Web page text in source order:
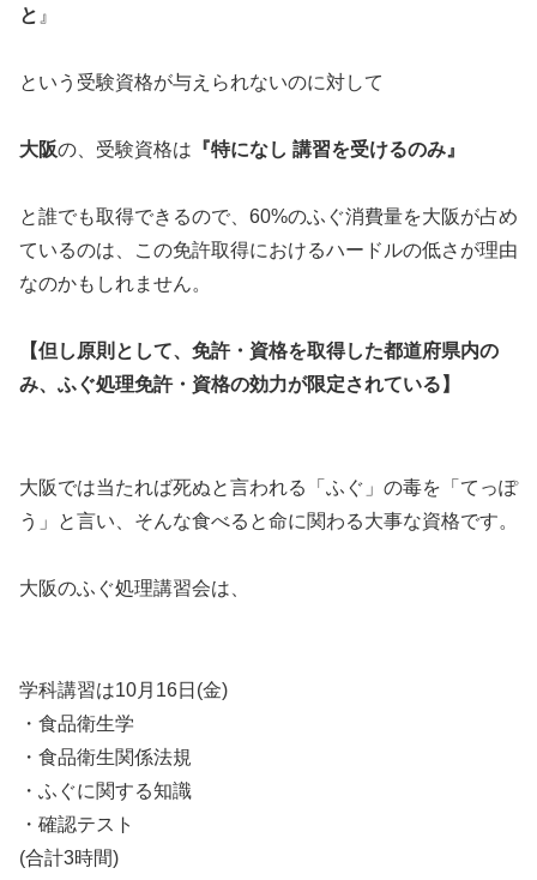
と 』
という受験資格が与えられないのに対して
大阪の、受験資格は 『特になし 講習を受けるのみ』
と誰でも取得できるので、60%のふぐ消費量を大阪が占め
ているのは、この免許取得におけるハードルの低さが理由
なのかもしれません。
【但し原則として、免許・資格を取得した都道府県内の
み、ふぐ処理免許・資格の効力が限定されている】
大阪では当たれば死ぬと言われる「ふぐ」の毒を「てっぽ
う」と言い、そんな食べると命に関わる大事な資格です。
大阪のふぐ処理講習会は、
学科講習は10月16日(金)
・食品衛生学
・食品衛生関係法規
・ふぐに関する知識
・確認テスト
(合計3時間)